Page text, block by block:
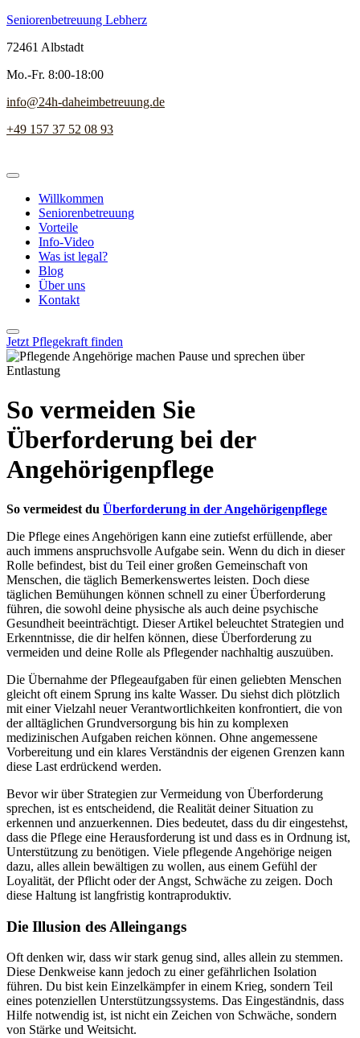
Seniorenbetreuung Lebherz
72461 Albstadt
Mo.-Fr. 8:00-18:00
info@24h-daheimbetreuung.de
+49 157 37 52 08 93
Willkommen
Seniorenbetreuung
Vorteile
Info-Video
Was ist legal?
Blog
Über uns
Kontakt
Jetzt Pflegekraft finden
So vermeiden Sie
Überforderung bei der
Angehörigenpflege
So vermeidest du Überforderung in der Angehörigenpflege
Die Pflege eines Angehörigen kann eine zutiefst erfüllende, aber
auch immens anspruchsvolle Aufgabe sein. Wenn du dich in dieser
Rolle befindest, bist du Teil einer großen Gemeinschaft von
Menschen, die täglich Bemerkenswertes leisten. Doch diese
täglichen Bemühungen können schnell zu einer Überforderung
führen, die sowohl deine physische als auch deine psychische
Gesundheit beeinträchtigt. Dieser Artikel beleuchtet Strategien und
Erkenntnisse, die dir helfen können, diese Überforderung zu
vermeiden und deine Rolle als Pflegender nachhaltig auszuüben.
Die Übernahme der Pflegeaufgaben für einen geliebten Menschen
gleicht oft einem Sprung ins kalte Wasser. Du siehst dich plötzlich
mit einer Vielzahl neuer Verantwortlichkeiten konfrontiert, die von
der alltäglichen Grundversorgung bis hin zu komplexen
medizinischen Aufgaben reichen können. Ohne angemessene
Vorbereitung und ein klares Verständnis der eigenen Grenzen kann
diese Last erdrückend werden.
Bevor wir über Strategien zur Vermeidung von Überforderung
sprechen, ist es entscheidend, die Realität deiner Situation zu
erkennen und anzuerkennen. Dies bedeutet, dass du dir eingestehst,
dass die Pflege eine Herausforderung ist und dass es in Ordnung ist,
Unterstützung zu benötigen. Viele pflegende Angehörige neigen
dazu, alles allein bewältigen zu wollen, aus einem Gefühl der
Loyalität, der Pflicht oder der Angst, Schwäche zu zeigen. Doch
diese Haltung ist langfristig kontraproduktiv.
Die Illusion des Alleingangs
Oft denken wir, dass wir stark genug sind, alles allein zu stemmen.
Diese Denkweise kann jedoch zu einer gefährlichen Isolation
führen. Du bist kein Einzelkämpfer in einem Krieg, sondern Teil
eines potenziellen Unterstützungssystems. Das Eingeständnis, dass
Hilfe notwendig ist, ist nicht ein Zeichen von Schwäche, sondern
von Stärke und Weitsicht.